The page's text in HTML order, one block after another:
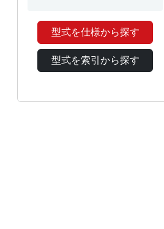
型式を仕様から探す
型式を索引から探す